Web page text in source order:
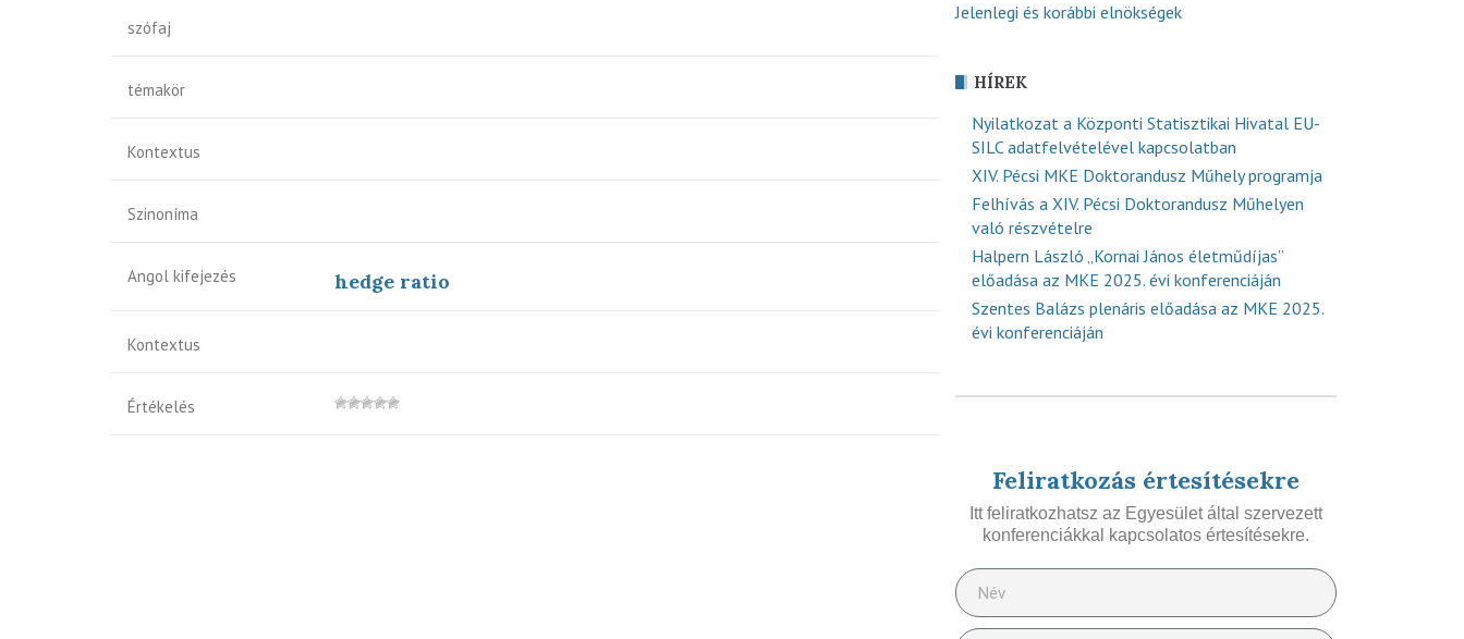
szófaj
témakör
Kontextus
Szinoníma
Angol kifejezés hedge ratio
Kontextus
Értékelés
Jelenlegi és korábbi elnökségek
HÍREK
Nyilatkozat a Központi Statisztikai Hivatal EU-
SILC adatfelvételével kapcsolatban
XIV. Pécsi MKE Doktorandusz Műhely programja
Felhívás a XIV. Pécsi Doktorandusz Műhelyen
való részvételre
Halpern László „Kornai János életműdíjas”
előadása az MKE 2025. évi konferenciáján
Szentes Balázs plenáris előadása az MKE 2025.
évi konferenciáján
Feliratkozás értesítésekre
Itt feliratkozhatsz az Egyesület által szervezett
konferenciákkal kapcsolatos értesítésekre.